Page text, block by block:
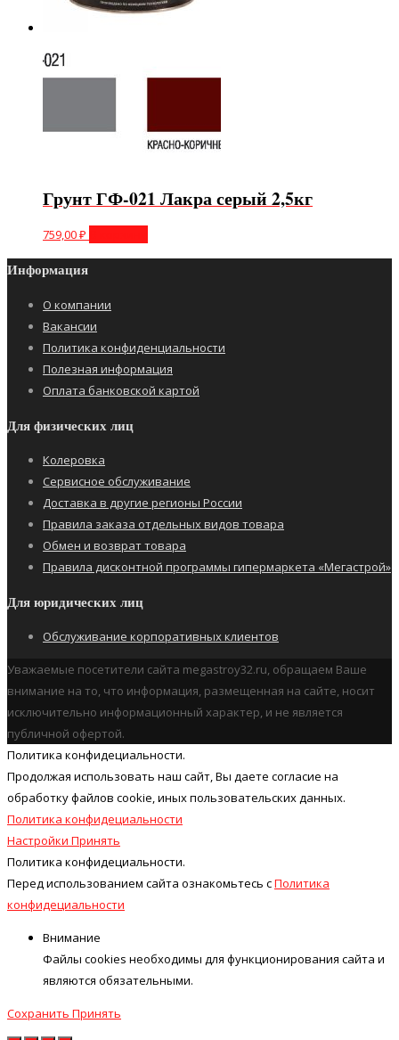
Грунт ГФ-021 Лакра серый 2,5кг
759,00₽
Информация
О компании
Вакансии
Политика конфиденциальности
Полезная информация
Оплата банковской картой
Для физических лиц
Колеровка
Сервисное обслуживание
Доставка в другие регионы России
Правила заказа отдельных видов товара
Обмен и возврат товара
Правила дисконтной программы гипермаркета «Мегастрой»
Для юридических лиц
Обслуживание корпоративных клиентов
Уважаемые посетители сайта megastroy32.ru, обращаем Ваше
внимание на то, что информация, размещенная на сайте, носит
исключительно информационный характер, и не является
публичной офертой.
Политика конфидециальности.
Продолжая использовать наш cайт, Вы даете согласие на
обработку файлов cookie, иных пользовательских данных.
Политика конфидециальности
Настройки Принять
Политика конфидециальности.
Перед использованием сайта ознакомьтесь сПолитика
конфидециальности
Внимание
Файлы cookies необходимы для функционирования сайта и
являются обязательными.
Сохранить Принять